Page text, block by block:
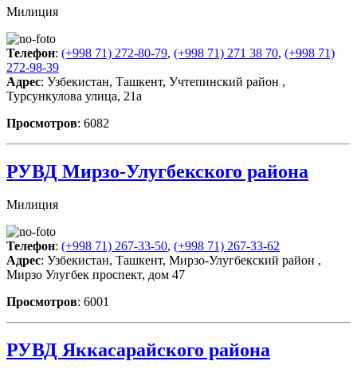
Милиция
Телефон: (+998 71) 272-80-79, (+998 71) 271 38 70, (+998 71)
272-98-39
Адрес: Узбекистан, Ташкент, Учтепинский район ,
Турсункулова улица, 21а
Просмотров: 6082
РУВД Мирзо-Улугбекского района
Милиция
Телефон: (+998 71) 267-33-50, (+998 71) 267-33-62
Адрес: Узбекистан, Ташкент, Мирзо-Улугбекский район ,
Мирзо Улугбек проспект, дом 47
Просмотров: 6001
РУВД Яккасарайского района